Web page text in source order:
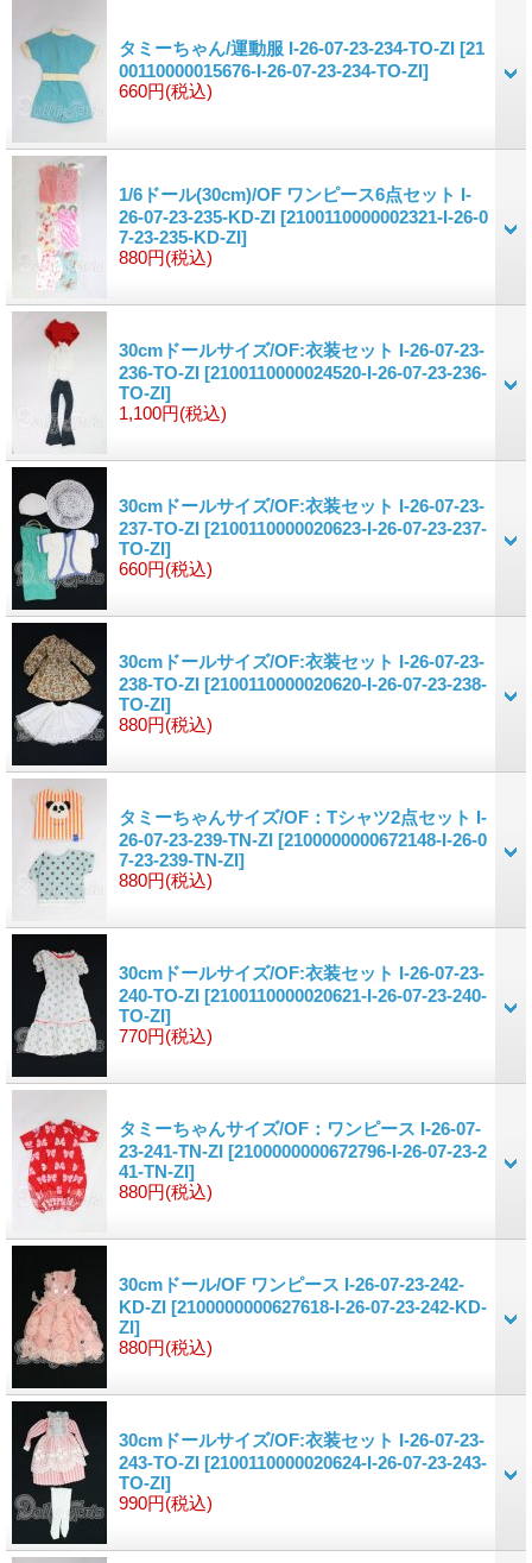
タミーちゃん/運動服 I-26-07-23-234-TO-ZI [21
00110000015676-I-26-07-23-234-TO-ZI]
660円(税込)
1/6ドール(30cm)/OF ワンピース6点セット I-
26-07-23-235-KD-ZI [2100110000002321-I-26-0
7-23-235-KD-ZI]
880円(税込)
30cmドールサイズ/OF:衣装セット I-26-07-23-
236-TO-ZI [2100110000024520-I-26-07-23-236-
TO-ZI]
1,100円(税込)
30cmドールサイズ/OF:衣装セット I-26-07-23-
237-TO-ZI [2100110000020623-I-26-07-23-237-
TO-ZI]
660円(税込)
30cmドールサイズ/OF:衣装セット I-26-07-23-
238-TO-ZI [2100110000020620-I-26-07-23-238-
TO-ZI]
880円(税込)
タミーちゃんサイズ/OF：Tシャツ2点セット I-
26-07-23-239-TN-ZI [2100000000672148-I-26-0
7-23-239-TN-ZI]
880円(税込)
30cmドールサイズ/OF:衣装セット I-26-07-23-
240-TO-ZI [2100110000020621-I-26-07-23-240-
TO-ZI]
770円(税込)
タミーちゃんサイズ/OF：ワンピース I-26-07-
23-241-TN-ZI [2100000000672796-I-26-07-23-2
41-TN-ZI]
880円(税込)
30cmドール/OF ワンピース I-26-07-23-242-
KD-ZI [2100000000627618-I-26-07-23-242-KD-
ZI]
880円(税込)
30cmドールサイズ/OF:衣装セット I-26-07-23-
243-TO-ZI [2100110000020624-I-26-07-23-243-
TO-ZI]
990円(税込)